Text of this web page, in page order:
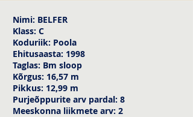
Nimi: BELFER
Klass: C
Koduriik: Poola
Ehitusaasta: 1998
Taglas: Bm sloop
Kõrgus: 16,57 m
Pikkus: 12,99 m
Purjeõppurite arv pardal: 8
Meeskonna liikmete arv: 2